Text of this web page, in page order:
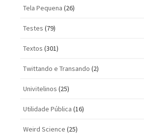
Tela Pequena (26)
Testes (79)
Textos (301)
Twittando e Transando (2)
Univitelinos (25)
Utilidade Pública (16)
Weird Science (25)